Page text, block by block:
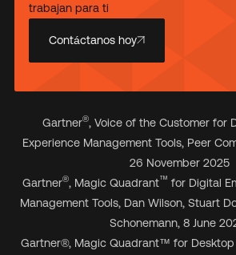
trabajan para ti
Contáctanos hoy
Gartner®, Voice of the Customer for
Experience Management Tools, Peer
26 November 2025
Gartner®, Magic Quadrant™ for Digital
Management Tools, Dan Wilson, Stuart
Schonemann, 8 June
Gartner®, Magic Quadrant™ for